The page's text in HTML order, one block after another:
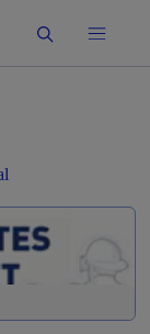
Buscar